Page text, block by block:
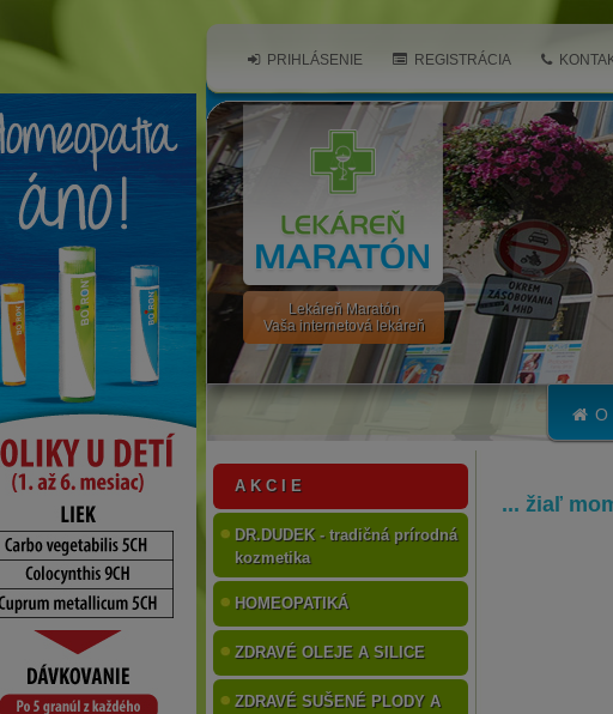
Lekáreň Maratón
Vaša internetová lekáreň
PRIHLÁSENIE REGISTRÁCIA
O
A K C I E
DR.DUDEK - tradičná prírodná
kozmetika
HOMEOPATIKÁ
ZDRAVÉ OLEJE A SILICE
ZDRAVÉ SUŠENÉ PLODY A
... žiaľ